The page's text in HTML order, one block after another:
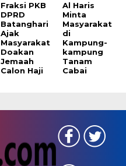
Fraksi PKB
DPRD
Batanghari
Ajak
Masyarakat
Doakan
Jemaah
Calon Haji
Al Haris
Minta
Masyarakat
di
Kampung-
kampung
Tanam
Cabai